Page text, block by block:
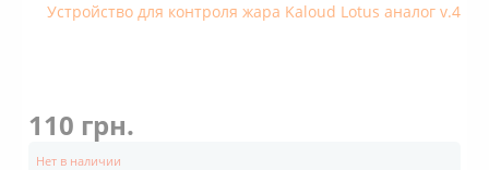
Дно внутри: С пупырышками
110 грн.
Нет в наличии